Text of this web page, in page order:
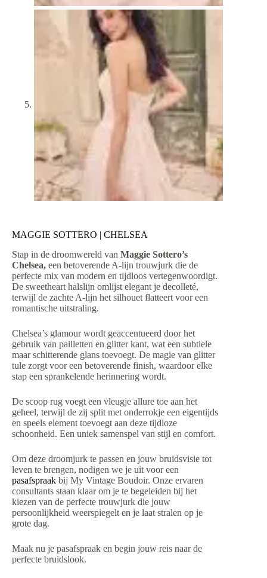
MAGGIE SOTTERO | CHELSEA
Stap in de droomwereld van Maggie Sottero’s
Chelsea, een betoverende A-lijn trouwjurk die de
perfecte mix van modern en tijdloos vertegenwoordigt.
De sweetheart halslijn omlijst elegant je decolleté,
terwijl de zachte A-lijn het silhouet flatteert voor een
romantische uitstraling.
Chelsea’s glamour wordt geaccentueerd door het
gebruik van pailletten en glitter kant, wat een subtiele
maar schitterende glans toevoegt. De magie van glitter
tule zorgt voor een betoverende finish, waardoor elke
stap een sprankelende herinnering wordt.
De scoop rug voegt een vleugje allure toe aan het
geheel, terwijl de zij split met onderrokje een eigentijds
en speels element toevoegt aan deze tijdloze
schoonheid. Een uniek samenspel van stijl en comfort.
Om deze droomjurk te passen en jouw bruidsvisie tot
leven te brengen, nodigen we je uit voor een
pasafspraak bij My Vintage Boudoir. Onze ervaren
consultants staan klaar om je te begeleiden bij het
kiezen van de perfecte trouwjurk die jouw
persoonlijkheid weerspiegelt en je laat stralen op je
grote dag.
Maak nu je pasafspraak en begin jouw reis naar de
perfecte bruidslook.